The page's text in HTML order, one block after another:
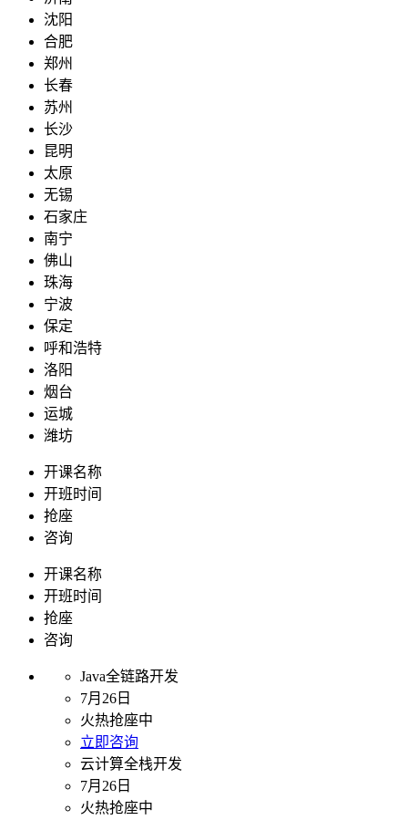
沈阳
合肥
郑州
长春
苏州
长沙
昆明
太原
无锡
石家庄
南宁
佛山
珠海
宁波
保定
呼和浩特
洛阳
烟台
运城
潍坊
开课名称
开班时间
抢座
咨询
开课名称
开班时间
抢座
咨询
Java全链路开发
7月26日
火热抢座中
立即咨询
云计算全栈开发
7月26日
火热抢座中